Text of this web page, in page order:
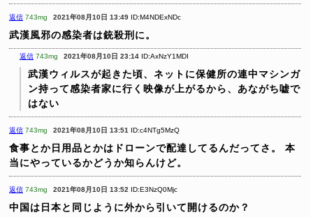
返信 743mg 2021年08月10日 13:49 ID:M4NDExNDc
武漢風邪の感染者は銃殺刑に。
返信 743mg 2021年08月10日 23:14 ID:AxNzY1MDI
武漢ウィルスが起きた頃、ネットに保健所の連中マシンガ
ン持って感染者家に行く映像が上がるから、あながち嘘で
はない
返信 743mg 2021年08月10日 13:51 ID:c4NTg5MzQ
食事とか日用品とかはドローンで配達してるんだってさ。
本
当にやっているかどうか知らんけど。
返信 743mg 2021年08月10日 13:52 ID:E3NzQ0Mjc
中国は日本と同じように外から引いて開けるのか？